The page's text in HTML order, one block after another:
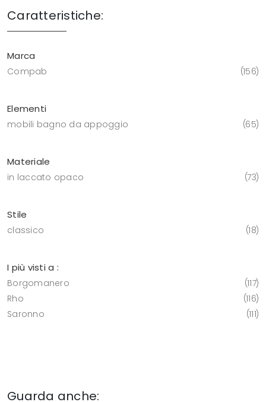
Caratteristiche:
Marca
Compab 156
Elementi
mobili bagno da appoggio 65
Materiale
in laccato opaco 73
Stile
classico 18
I più visti a :
Borgomanero
117
Rho
116
Saronno
111
Guarda anche: